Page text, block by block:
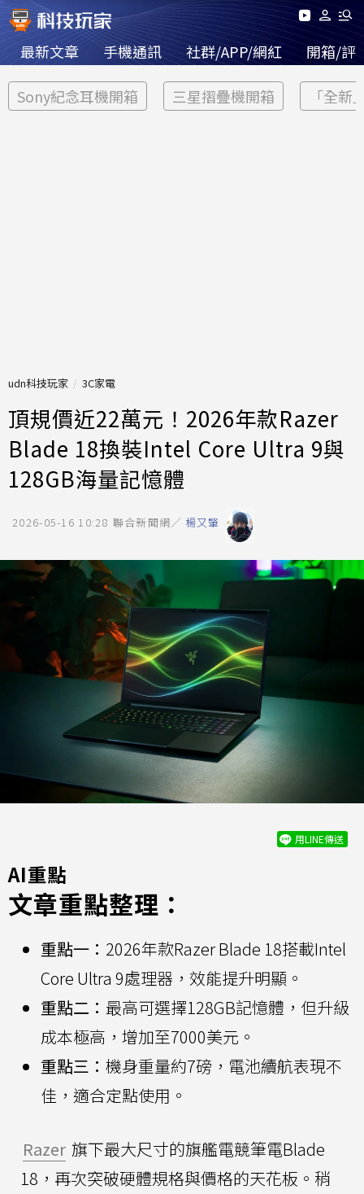
最新文章 手機通訊 社群/APP/網紅 開箱/評
Sony紀念耳機開箱 三星摺疊機開箱 「全新
udn科技玩家 3C家電
頂規價近22萬元！2026年款Razer
Blade 18換裝Intel Core Ultra 9與
128GB海量記憶體
2026-05-16 10:28 聯合新聞網／ 楊又肇
用LINE傳送
AI重點
文章重點整理：
重點一： 2026年款Razer Blade 18搭載Intel
Core Ultra 9處理器，效能提升明顯。
重點二： 最高可選擇128GB記憶體，但升級
成本極高，增加至7000美元。
重點三： 機身重量約7磅，電池續航表現不
佳，適合定點使用。
Razer 旗下最大尺寸的旗艦電競筆電Blade
18，再次突破硬體規格與價格的天花板。稍